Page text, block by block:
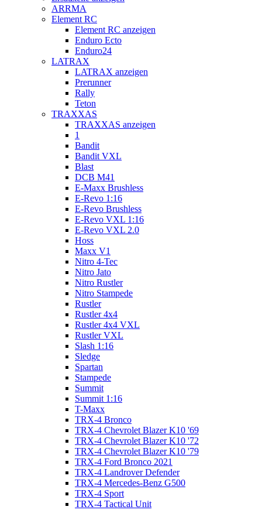
ARRMA
Element RC
Element RC anzeigen
Enduro Ecto
Enduro24
LATRAX
LATRAX anzeigen
Prerunner
Rally
Teton
TRAXXAS
TRAXXAS anzeigen
1
Bandit
Bandit VXL
Blast
DCB M41
E-Maxx Brushless
E-Revo 1:16
E-Revo Brushless
E-Revo VXL 1:16
E-Revo VXL 2.0
Hoss
Maxx V1
Nitro 4-Tec
Nitro Jato
Nitro Rustler
Nitro Stampede
Rustler
Rustler 4x4
Rustler 4x4 VXL
Rustler VXL
Slash 1:16
Sledge
Spartan
Stampede
Summit
Summit 1:16
T-Maxx
TRX-4 Bronco
TRX-4 Chevrolet Blazer K10 '69
TRX-4 Chevrolet Blazer K10 '72
TRX-4 Chevrolet Blazer K10 '79
TRX-4 Ford Bronco 2021
TRX-4 Landrover Defender
TRX-4 Mercedes-Benz G500
TRX-4 Sport
TRX-4 Tactical Unit